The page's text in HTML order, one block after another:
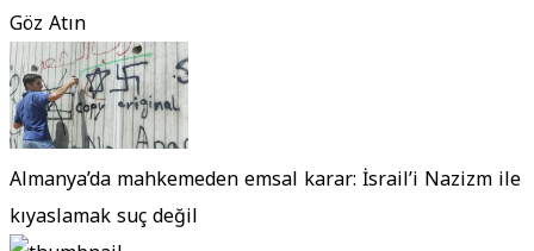
Göz Atın
Almanya’da mahkemeden emsal karar: İsrail’i Nazizm ile
kıyaslamak suç değil